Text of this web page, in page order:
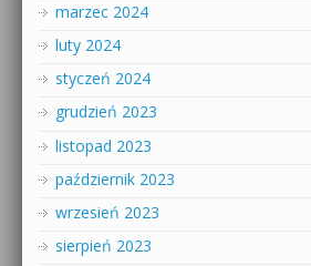
marzec 2024
luty 2024
styczeń 2024
grudzień 2023
listopad 2023
październik 2023
wrzesień 2023
sierpień 2023